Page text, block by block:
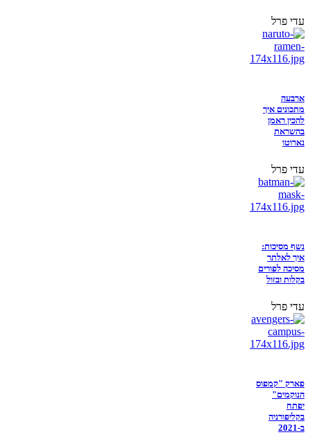
עדי פרל
ארבעה
מתכונים איך
להכין ראמן
בהשראת
נארוטו
עדי פרל
נשף מסיכות:
איך לאלתר
מסיכה לפורים
בקלות ובזול
עדי פרל
פארק "קמפוס
הנוקמים"
יפתח
בקליפורניה
ב-2021